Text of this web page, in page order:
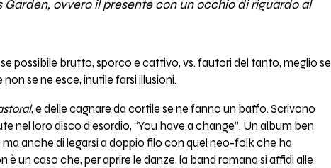
ovvero il presente con un occhio di riguardo al
possibile brutto, sporco e cattivo, vs. fautori del tanto, meglio se
se ne esce, inutile farsi illusioni.
, e delle cagnare da cortile se ne fanno un baffo. Scrivono
nel loro disco d’esordio, “You have a change”. Un album ben
anche di legarsi a doppio filo con quel neo-folk che ha
un caso che, per aprire le danze, la band romana si affidi alle